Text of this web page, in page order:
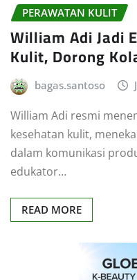
PERAWATAN KULIT
William Adi Jadi
Kulit, Dorong
bagas.santoso
William Adi resmi
kesehatan kulit,
dalam komunikasi
edukator…
READ MORE